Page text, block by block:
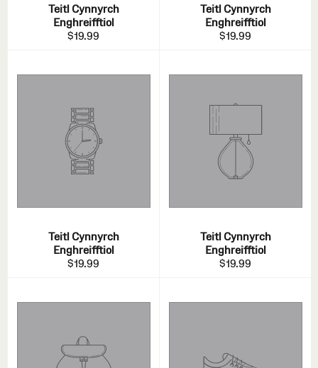
Teitl Cynnyrch
Enghreifftiol
$19.99
Teitl Cynnyrch
Enghreifftiol
$19.99
Teitl Cynnyrch
Enghreifftiol
$19.99
Teitl Cynnyrch
Enghreifftiol
$19.99